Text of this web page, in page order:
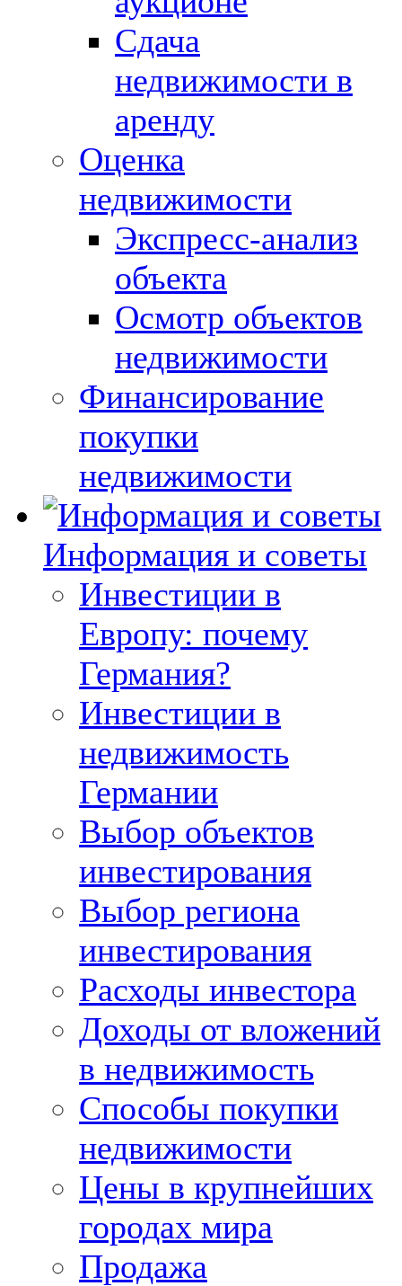
Сдача
недвижимости в
аренду
Оценка
недвижимости
Экспресс-анализ
объекта
Осмотр объектов
недвижимости
Финансирование
покупки
недвижимости
Информация и советы
Инвестиции в
Европу: почему
Германия?
Инвестиции в
недвижимость
Германии
Выбор объектов
инвестирования
Выбор региона
инвестирования
Расходы инвестора
Доходы от вложений
в недвижимость
Способы покупки
недвижимости
Цены в крупнейших
городах мира
Продажа